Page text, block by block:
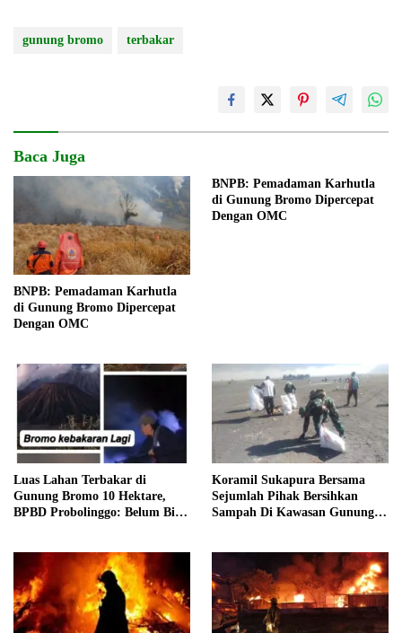
gunung bromo terbakar
Baca Juga
BNPB: Pemadaman Karhutla
di Gunung Bromo Dipercepat
Dengan OMC
BNPB: Pemadaman Karhutla
di Gunung Bromo Dipercepat
Dengan OMC
Luas Lahan Terbakar di
Gunung Bromo 10 Hektare,
BPBD Probolinggo: Belum Bisa
Koramil Sukapura Bersama
Sejumlah Pihak Bersihkan
Sampah Di Kawasan Gunung